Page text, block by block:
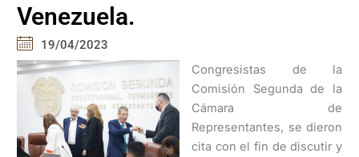
Venezuela.
19/04/2023
Congresistas de la
Comisión Segunda de la
Cámara de
Representantes, se dieron
cita con el fin de discutir y